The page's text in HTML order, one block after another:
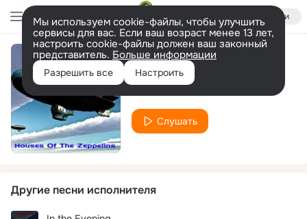
Войти
Мы используем cookie-файлы, чтобы улучшить
сервисы для вас. Если ваш возраст менее 13 лет,
настроить cookie-файлы должен ваш законный
представитель. Больше информации
Разрешить все Настроить
The Ocean
Слушать
Другие песни исполнителя